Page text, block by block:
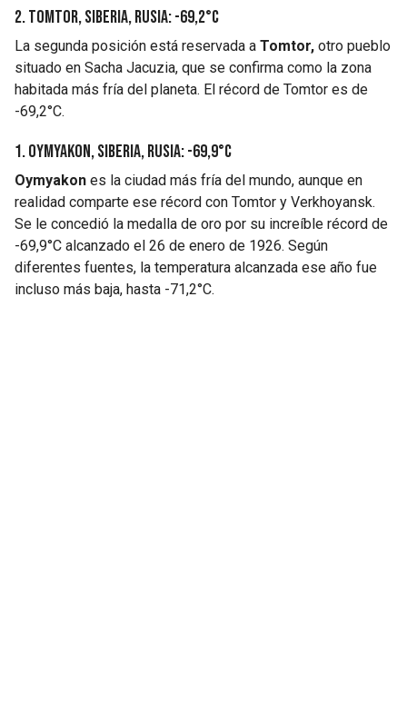
2. Tomtor, Siberia, Rusia: -69,2°C
La segunda posición está reservada a Tomtor, otro pueblo
situado en Sacha Jacuzia, que se confirma como la zona
habitada más fría del planeta. El récord de Tomtor es de
-69,2°C.
1. Oymyakon, Siberia, Rusia: -69,9°C
Oymyakon es la ciudad más fría del mundo, aunque en
realidad comparte ese récord con Tomtor y Verkhoyansk.
Se le concedió la medalla de oro por su increíble récord de
-69,9°C alcanzado el 26 de enero de 1926. Según
diferentes fuentes, la temperatura alcanzada ese año fue
incluso más baja, hasta -71,2°C.